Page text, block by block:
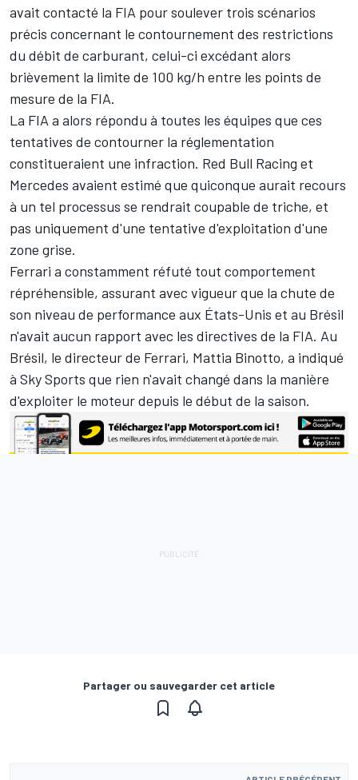
avait contacté la FIA pour soulever trois scénarios
précis concernant le contournement des restrictions
du débit de carburant, celui-ci excédant alors
brièvement la limite de 100 kg/h entre les points de
mesure de la FIA.
La FIA a alors répondu à toutes les équipes que ces
tentatives de contourner la réglementation
constitueraient une infraction. Red Bull Racing et
Mercedes avaient estimé que quiconque aurait recours
à un tel processus se rendrait coupable de triche, et
pas uniquement d'une tentative d'exploitation d'une
zone grise.
Ferrari a constamment réfuté tout comportement
répréhensible, assurant avec vigueur que la chute de
son niveau de performance aux États-Unis et au Brésil
n'avait aucun rapport avec les directives de la FIA. Au
Brésil, le directeur de Ferrari, Mattia Binotto, a indiqué
à Sky Sports que rien n'avait changé dans la manière
d'exploiter le moteur depuis le début de la saison.
Partager ou sauvegarder cet article